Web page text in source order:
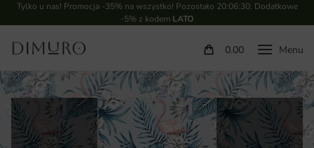
Tylko u nas! Promocja -35% na wszystko! Pozostało 20:06:30. Dodatkowe
-5% z kodem LATO
0.00